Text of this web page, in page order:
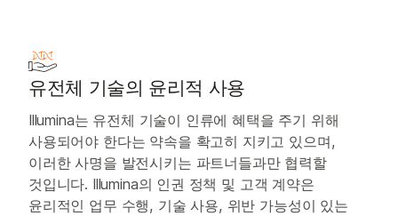
유전체 기술의 윤리적 사용
Illumina는 유전체 기술이 인류에 혜택을 주기 위해
사용되어야 한다는 약속을 확고히 지키고 있으며,
이러한 사명을 발전시키는 파트너들과만 협력할
것입니다. Illumina의 인권 정책 및 고객 계약은
윤리적인 업무 수행, 기술 사용, 위반 가능성이 있는